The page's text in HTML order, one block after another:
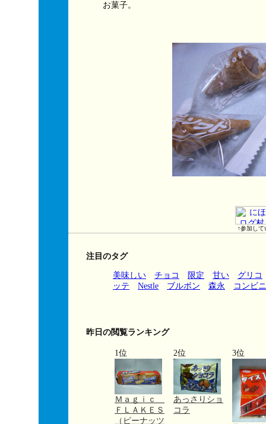
お菓子。
↑参加して
注目のタグ
美味しい チョコ 限定 甘い
グリコ
ッテ
Nestle ブルボン 森永 コンビニ
昨日の閲覧ランキング
1位
Ｍａｇｉｃ
ＦＬＡＫＥＳ
（ピーナッツ
2位
あっさりショ
コラ
3位